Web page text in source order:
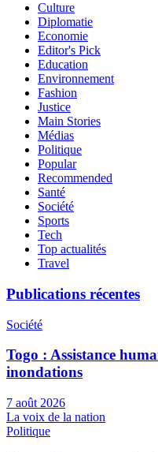
Culture
Diplomatie
Economie
Editor's Pick
Education
Environnement
Fashion
Justice
Main Stories
Médias
Politique
Popular
Recommended
Santé
Société
Sports
Tech
Top actualités
Travel
Publications récentes
Société
Togo : Assistance
inondations
7 août 2026
La voix de la nation
Politique